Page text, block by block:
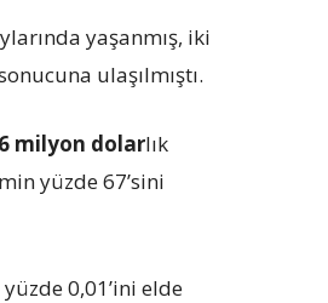
yaşanmış, iki
ulaşılmıştı.
milyon dolarlık
yüzde 67’sini
0,01’ini elde